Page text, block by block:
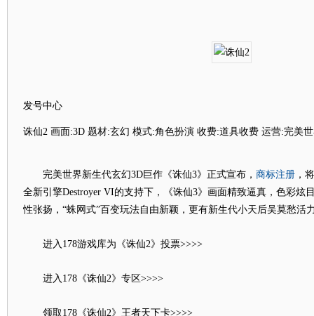
发号中心
诛仙2 画面:3D 题材:玄幻 模式:角色扮演 收费:道具收费 运营:完美
完美世界新生代玄幻3D巨作《诛仙3》正式宣布， 商标注册，
全新引擎Destroyer VI的支持下，《诛仙3》画面精致逼真，色彩炫
性张扬，“蛛网式”百变玩法自由新颖，更有新生代小天后吴莫愁活
进入178游戏库为《诛仙2》投票>>>>
进入178《诛仙2》专区>>>>
领取178《诛仙2》王者天下卡>>>>